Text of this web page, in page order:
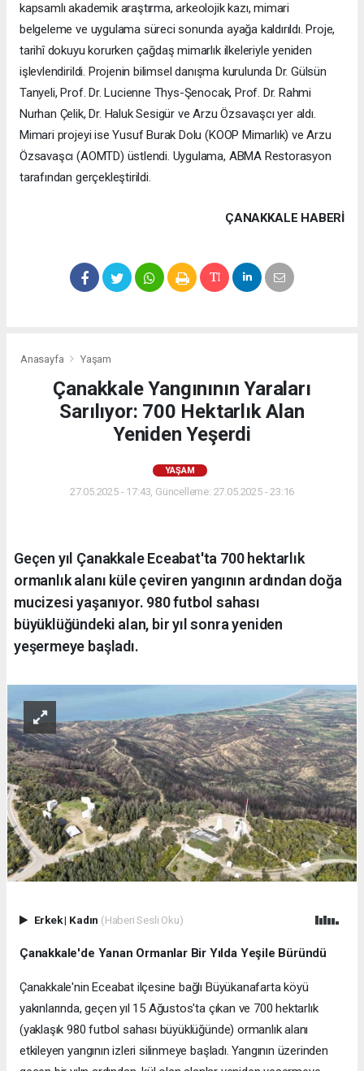
kapsamlı akademik araştırma, arkeolojik kazı, mimari
belgeleme ve uygulama süreci sonunda ayağa kaldırıldı. Proje,
tarihî dokuyu korurken çağdaş mimarlık ilkeleriyle yeniden
işlevlendirildi. Projenin bilimsel danışma kurulunda Dr. Gülsün
Tanyeli, Prof. Dr. Lucienne Thys-Şenocak, Prof. Dr. Rahmi
Nurhan Çelik, Dr. Haluk Sesigür ve Arzu Özsavaşcı yer aldı.
Mimari projeyi ise Yusuf Burak Dolu (KOOP Mimarlık) ve Arzu
Özsavaşcı (AOMTD) üstlendi. Uygulama, ABMA Restorasyon
tarafından gerçekleştirildi.
ÇANAKKALE HABERİ
Anasayfa Yaşam
Çanakkale Yangınının Yaraları
Sarılıyor: 700 Hektarlık Alan
Yeniden Yeşerdi
YAŞAM
27.05.2025 - 17:43, Güncelleme: 27.05.2025 - 23:16
Geçen yıl Çanakkale Eceabat'ta 700 hektarlık
ormanlık alanı küle çeviren yangının ardından doğa
mucizesi yaşanıyor. 980 futbol sahası
büyüklüğündeki alan, bir yıl sonra yeniden
yeşermeye başladı.
Erkek| Kadın (Haberi Sesli Oku)
Çanakkale'de Yanan Ormanlar Bir Yılda Yeşile Büründü
Çanakkale'nin Eceabat ilçesine bağlı Büyükanafarta köyü
yakınlarında, geçen yıl 15 Ağustos'ta çıkan ve 700 hektarlık
(yaklaşık 980 futbol sahası büyüklüğünde) ormanlık alanı
etkileyen yangının izleri silinmeye başladı. Yangının üzerinden